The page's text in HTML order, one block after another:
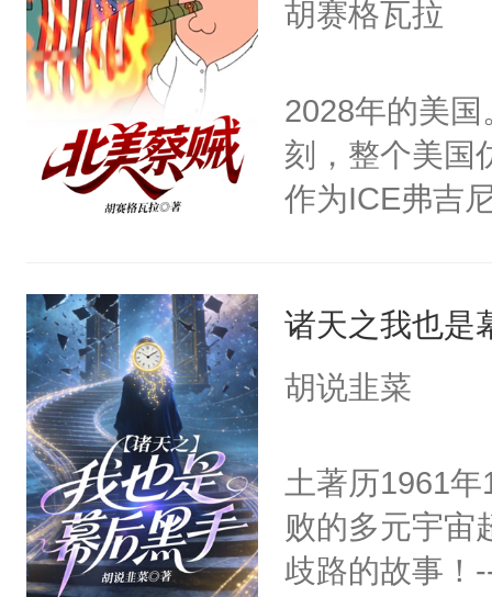
使用致命武
在这片你可以
没有活的土地
用再次入狱这
胡赛格瓦拉
2028年的美
刻，整个美国
作为ICE弗吉
诸天之我也是
胡说韭菜
土著历1961
败的多元宇宙
歧路的故事！